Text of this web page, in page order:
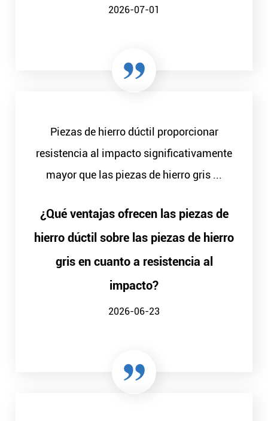
2026-07-01
Piezas de hierro dúctil proporcionar
resistencia al impacto significativamente
mayor que las piezas de hierro gris ...
¿Qué ventajas ofrecen las piezas de
hierro dúctil sobre las piezas de hierro
gris en cuanto a resistencia al
impacto?
2026-06-23